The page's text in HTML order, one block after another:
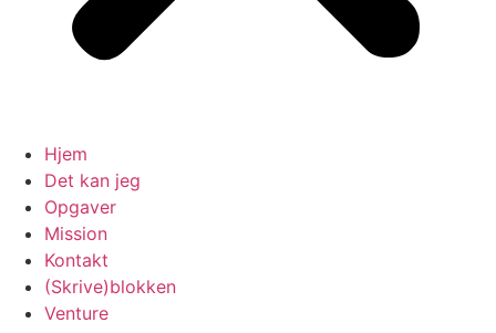
Hjem
Det kan jeg
Opgaver
Mission
Kontakt
(Skrive)blokken
Venture